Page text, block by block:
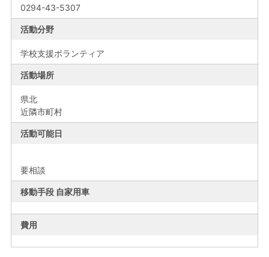
0294-43-5307
活動分野
学校支援ボランティア
活動場所
県北
近隣市町村
活動可能日
要相談
移動手段 自家用車
費用